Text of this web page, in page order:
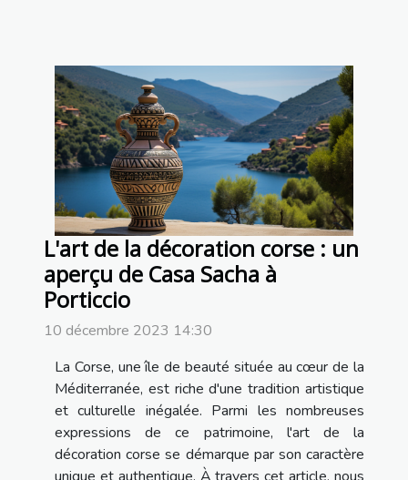
L'art de la décoration corse : un
aperçu de Casa Sacha à
Porticcio
10 décembre 2023 14:30
La Corse, une île de beauté située au cœur de la
Méditerranée, est riche d'une tradition artistique
et culturelle inégalée. Parmi les nombreuses
expressions de ce patrimoine, l'art de la
décoration corse se démarque par son caractère